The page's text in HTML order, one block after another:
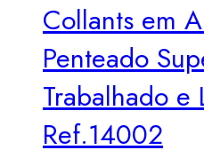
Collants em
Penteado
Trabalhado e
Ref.14002